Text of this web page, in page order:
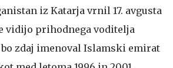
iz Katarja vrnil 17. avgusta
vidijo prihodnega voditelja
zdaj imenoval Islamski emirat